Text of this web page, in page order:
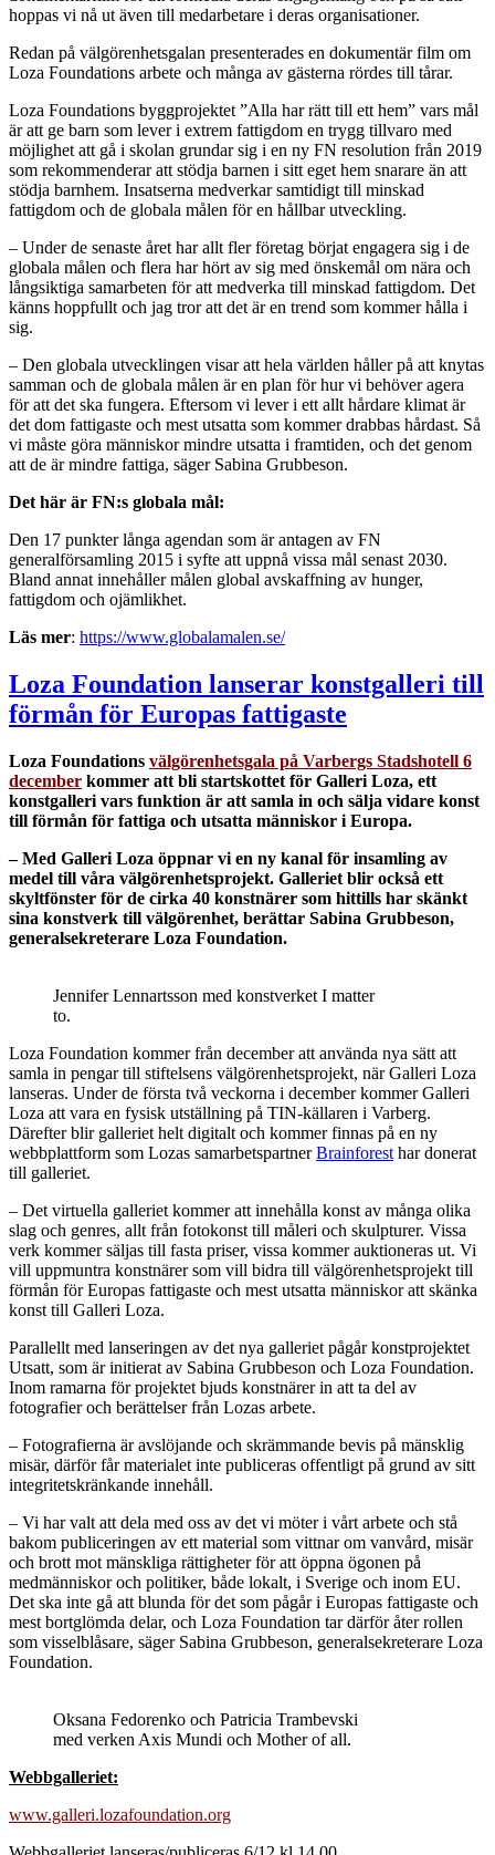
hoppas vi nå ut även till medarbetare i deras organisationer.
Redan på välgörenhetsgalan presenterades en dokumentär film om
Loza Foundations arbete och många av gästerna rördes till tårar.
Loza Foundations byggprojektet ”Alla har rätt till ett hem” vars mål
är att ge barn som lever i extrem fattigdom en trygg tillvaro med
möjlighet att gå i skolan grundar sig i en ny FN resolution från 2019
som rekommenderar att stödja barnen i sitt eget hem snarare än att
stödja barnhem. Insatserna medverkar samtidigt till minskad
fattigdom och de globala målen för en hållbar utveckling.
– Under de senaste året har allt fler företag börjat engagera sig i de
globala målen och flera har hört av sig med önskemål om nära och
långsiktiga samarbeten för att medverka till minskad fattigdom. Det
känns hoppfullt och jag tror att det är en trend som kommer hålla i
sig.
– Den globala utvecklingen visar att hela världen håller på att knytas
samman och de globala målen är en plan för hur vi behöver agera
för att det ska fungera. Eftersom vi lever i ett allt hårdare klimat är
det dom fattigaste och mest utsatta som kommer drabbas hårdast. Så
vi måste göra människor mindre utsatta i framtiden, och det genom
att de är mindre fattiga, säger Sabina Grubbeson.
Det här är FN:s globala mål:
Den 17 punkter långa agendan som är antagen av FN
generalförsamling 2015 i syfte att uppnå vissa mål senast 2030.
Bland annat innehåller målen global avskaffning av hunger,
fattigdom och ojämlikhet.
Läs mer: https://www.globalamalen.se/
Loza Foundation lanserar konstgalleri till
förmån för Europas fattigaste
Loza Foundations välgörenhetsgala på Varbergs Stadshotell 6
december kommer att bli startskottet för Galleri Loza, ett
konstgalleri vars funktion är att samla in och sälja vidare konst
till förmån för fattiga och utsatta människor i Europa.
– Med Galleri Loza öppnar vi en ny kanal för insamling av
medel till våra välgörenhetsprojekt. Galleriet blir också ett
skyltfönster för de cirka 40 konstnärer som hittills har skänkt
sina konstverk till välgörenhet, berättar Sabina Grubbeson,
generalsekreterare Loza Foundation.
Jennifer Lennartsson med konstverket I matter
to.
Loza Foundation kommer från december att använda nya sätt att
samla in pengar till stiftelsens välgörenhetsprojekt, när Galleri Loza
lanseras. Under de första två veckorna i december kommer Galleri
Loza att vara en fysisk utställning på TIN-källaren i Varberg.
Därefter blir galleriet helt digitalt och kommer finnas på en ny
webbplattform som Lozas samarbetspartnerBrainforest har donerat
till galleriet.
– Det virtuella galleriet kommer att innehålla konst av många olika
slag och genres, allt från fotokonst till måleri och skulpturer. Vissa
verk kommer säljas till fasta priser, vissa kommer auktioneras ut. Vi
vill uppmuntra konstnärer som vill bidra till välgörenhetsprojekt till
förmån för Europas fattigaste och mest utsatta människor att skänka
konst till Galleri Loza.
Parallellt med lanseringen av det nya galleriet pågår konstprojektet
Utsatt, som är initierat av Sabina Grubbeson och Loza Foundation.
Inom ramarna för projektet bjuds konstnärer in att ta del av
fotografier och berättelser från Lozas arbete.
– Fotografierna är avslöjande och skrämmande bevis på mänsklig
misär, därför får materialet inte publiceras offentligt på grund av sitt
integritetskränkande innehåll.
– Vi har valt att dela med oss av det vi möter i vårt arbete och stå
bakom publiceringen av ett material som vittnar om vanvård, misär
och brott mot mänskliga rättigheter för att öppna ögonen på
medmänniskor och politiker, både lokalt, i Sverige och inom EU.
Det ska inte gå att blunda för det som pågår i Europas fattigaste och
mest bortglömda delar, och Loza Foundation tar därför åter rollen
som visselblåsare, säger Sabina Grubbeson, generalsekreterare Loza
Foundation.
Oksana Fedorenko och Patricia Trambevski
med verken Axis Mundi och Mother of all.
Webbgalleriet:
www.galleri.lozafoundation.org